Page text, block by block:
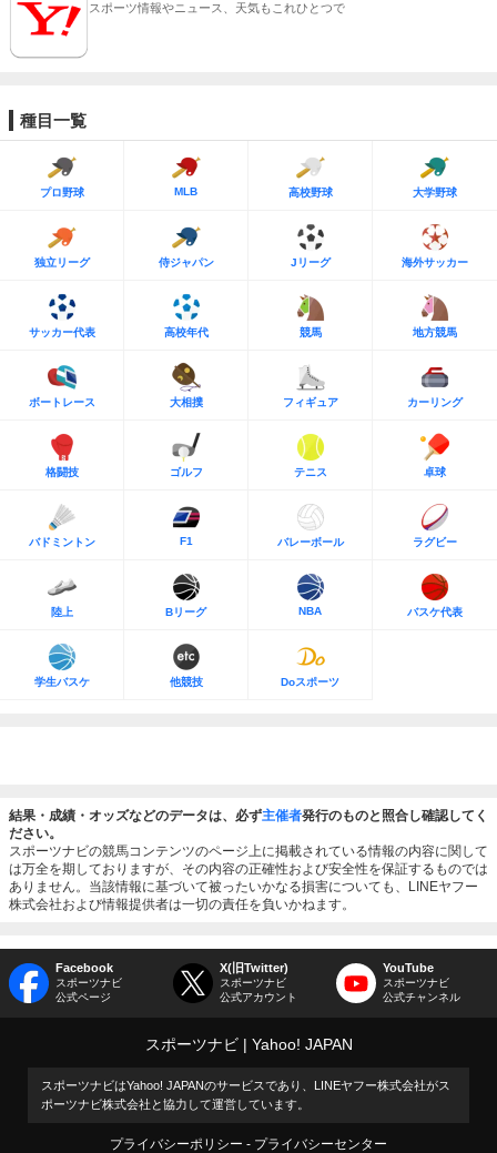
スポーツ情報やニュース、天気もこれひとつで
種目一覧
プロ野球 MLB 高校野球 大学野球
独立リーグ 侍ジャパン Jリーグ 海外サッカー
サッカー代表 高校年代 競馬 地方競馬
ボートレース 大相撲 フィギュア カーリング
格闘技 ゴルフ テニス 卓球
バドミントン F1 バレーボール ラグビー
陸上 Bリーグ NBA バスケ代表
学生バスケ 他競技 Doスポーツ
結果・成績・オッズなどのデータは、必ず主催者発行のものと照合し確認してく
ださい。
スポーツナビの競馬コンテンツのページ上に掲載されている情報の内容に関して
は万全を期しておりますが、その内容の正確性および安全性を保証するものでは
ありません。当該情報に基づいて被ったいかなる損害についても、LINEヤフー
株式会社および情報提供者は一切の責任を負いかねます。
Facebook
スポーツナビ
公式ページ
X(旧Twitter)
スポーツナビ
公式アカウント
YouTube
スポーツナビ
公式チャンネル
スポーツナビ Yahoo! JAPAN
スポーツナビはYahoo! JAPANのサービスであり、LINEヤフー株式会社がス
ポーツナビ株式会社と協力して運営しています。
プライバシーポリシー プライバシーセンター